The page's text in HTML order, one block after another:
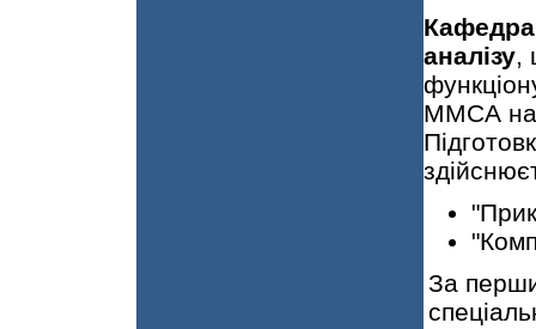
Кафедра
аналізу,
ММСА
За